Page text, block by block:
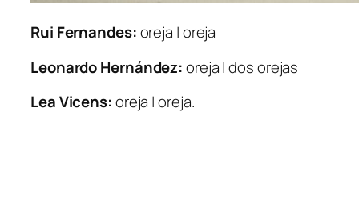
Rui Fernandes:oreja | oreja
Leonardo Hernández:oreja | dos orejas
Lea Vicens:oreja | oreja.